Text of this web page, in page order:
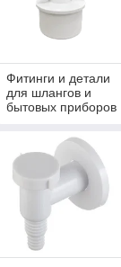
Фитинги и детали
для шлангов и
бытовых приборов